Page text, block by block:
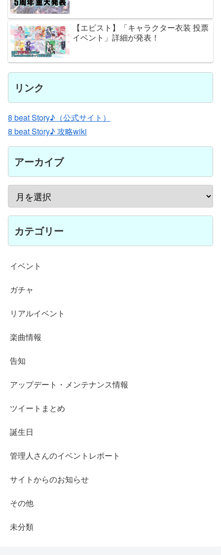
【エビスト】「キャラクター衣装 投票
イベント」詳細が発表！
リンク
8 beat Story♪（公式サイト）
8 beat Story♪ 攻略wiki
アーカイブ
カテゴリー
イベント
ガチャ
リアルイベント
楽曲情報
告知
アップデート・メンテナンス情報
ツイートまとめ
誕生日
管理人さんのイベントレポート
サイトからのお知らせ
その他
未分類